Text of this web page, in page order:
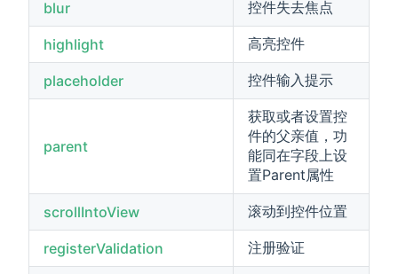
blur 控件失去焦点
highlight 高亮控件
placeholder 控件输入提示
parent
获取或者设置控
件的父亲值，功
能同在字段上设
置Parent属性
scrollIntoView 滚动到控件位置
registerValidation 注册验证